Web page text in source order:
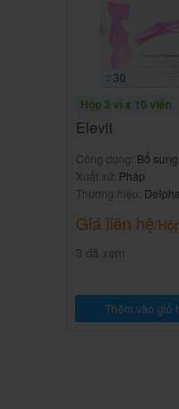
-Có thể tăng
Báo cho bác
Nên
Tuân thủ chặt
Liều dùng
Cách dùng
-Uống sau
Hộp 3 vỉ x 10 viên
Elevit
Công dụng: Bổ sung
khoáng chất
Xuất xứ: Pháp
Thương hiệu:
Giá liên hệ/
3 đã xem
Thêm vào giỏ